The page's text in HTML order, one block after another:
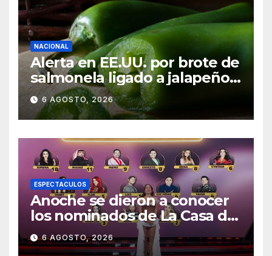
NACIONAL
Alerta en EE.UU. por brote de
salmonela ligado a jalapeños
mexicanos; reportan 345
casos
6 AGOSTO, 2026
ESPECTACULOS
Anoche se dieron a conocer
los nominados de La Casa de
los Famosos México 2026 en
la segunda semana
6 AGOSTO, 2026